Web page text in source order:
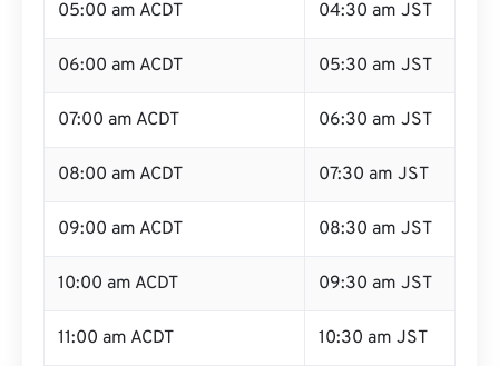
05:00 am ACDT 04:30 am JST
06:00 am ACDT 05:30 am JST
07:00 am ACDT 06:30 am JST
08:00 am ACDT 07:30 am JST
09:00 am ACDT 08:30 am JST
10:00 am ACDT 09:30 am JST
11:00 am ACDT 10:30 am JST